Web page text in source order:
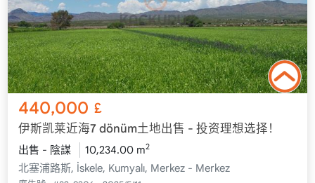
440,000 £
伊斯凯莱近海7 dönüm土地出售 - 投资理想选择！
出售 - 陰謀 10,234.00 m2
北塞浦路斯, İskele, Kumyalı, Merkez - Merkez